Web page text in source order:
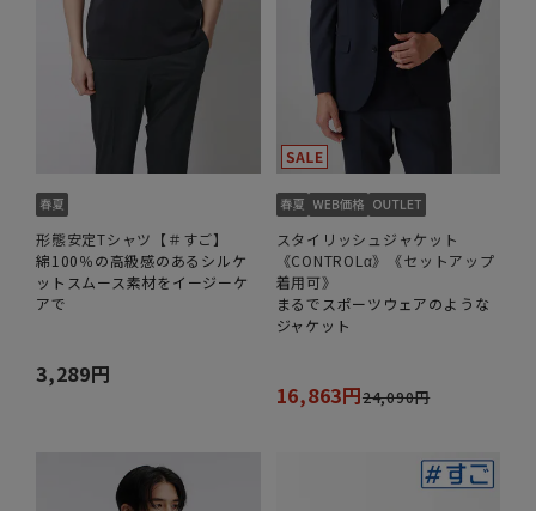
形態安定Tシャツ【＃すご】
綿100％の高級感のあるシルケ
ットスムース素材をイージーケ
アで
3,289円
スタイリッシュジャケット
《CONTROLα》《セットアップ
着用可》
まるでスポーツウェアのような
ジャケット
16,863円24,090円